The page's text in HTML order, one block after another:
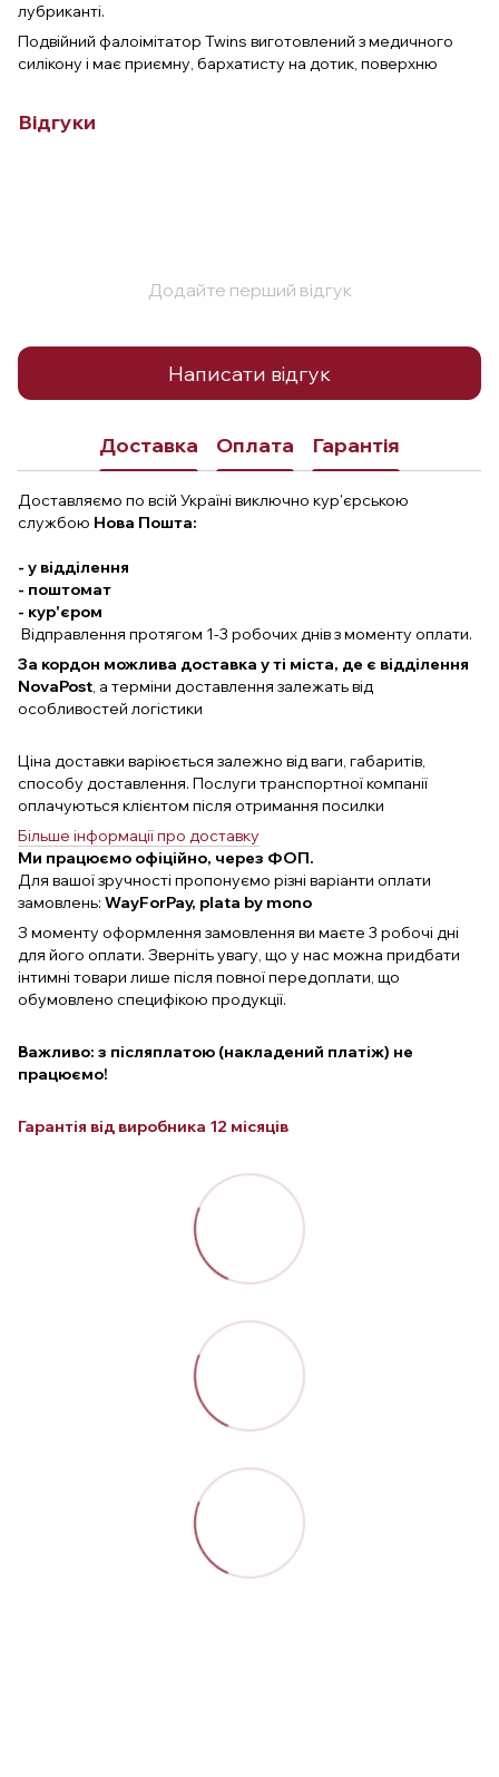
лубриканті.
Подвійний фалоімітатор Twins виготовлений з медичного
силікону і має приємну, бархатисту на дотик, поверхню
Відгуки
Додайте перший відгук
Написати відгук
Доставка Оплата Гарантія
Доставляємо по всій Україні виключно кур'єрською
службою Нова Пошта:
- у відділення
- поштомат
- кур'єром
Відправлення протягом 1-3 робочих днів з моменту оплати.
За кордон можлива доставка у ті міста, де є відділення
NovaPost, а терміни доставлення залежать від
особливостей логістики
Ціна доставки варіюється залежно від ваги, габаритів,
способу доставлення. Послуги транспортної компанії
оплачуються клієнтом після отримання посилки
Більше інформації про доставку
Ми працюємо офіційно, через ФОП.
Для вашої зручності пропонуємо різні варіанти оплати
замовлень: WayForPay, plata by mono
З моменту оформлення замовлення ви маєте 3 робочі дні
для його оплати. Зверніть увагу, що у нас можна придбати
інтимні товари лише після повної передоплати, що
обумовлено специфікою продукції.
Важливо: з післяплатою (накладений платіж) не
працюємо!
Гарантія від виробника 12 місяців